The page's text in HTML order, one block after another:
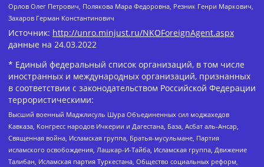
Орлов Олег Петрович, Полякова Мара Федоровна, Резник Генри Маркович,
Захаров Герман Константинович
Источник: http://unro.minjust.ru/NKOForeignAgent.aspx
данные на 24.03.2022
* Единый федеральный список организаций, в том числе
иностранных и международных организаций, признанных
в соответствии с законодательством Российской Федерации
террористическими:
Высший военный Маджлисуль Шура Объединенных сил моджахедов
Кавказа, Конгресс народов Ичкерии и Дагестана, База, Асбат аль-Ансар,
Священная война, Исламская группа, Братья-мусульмане, Партия
исламского освобождения, Лашкар-И-Тайба, Исламская группа, Движение
Талибан, Исламская партия Туркестана, Общество социальных реформ,